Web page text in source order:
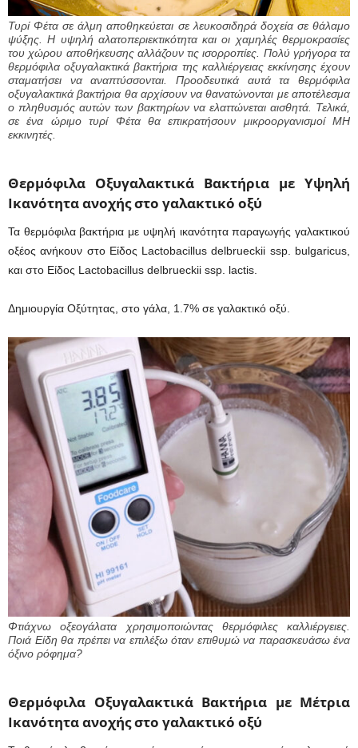
Τυρί Φέτα σε άλμη αποθηκεύεται σε λευκοσιδηρά δοχεία σε θάλαμο
ψύξης. Η υψηλή αλατοπεριεκτικότητα και οι χαμηλές θερμοκρασίες
του χώρου αποθήκευσης αλλάζουν τις ισορροπίες. Πολύ γρήγορα τα
θερμόφιλα οξυγαλακτικά βακτήρια της καλλιέργειας εκκίνησης έχουν
σταματήσει να αναπτύσσονται. Προοδευτικά αυτά τα θερμόφιλα
οξυγαλακτικά βακτήρια θα αρχίσουν να θανατώνονται με αποτέλεσμα
ο πληθυσμός αυτών των βακτηρίων να ελαττώνεται αισθητά. Τελικά,
σε ένα ώριμο τυρί Φέτα θα επικρατήσουν μικροοργανισμοί ΜΗ
εκκινητές.
Θερμόφιλα Οξυγαλακτικά Βακτήρια με Υψηλή
Ικανότηταανοχής στο γαλακτικό οξύ
Τα θερμόφιλα βακτήρια με υψηλή ικανότητα παραγωγής γαλακτικού
οξέος ανήκουν στο Είδος Lactobacillus delbrueckii ssp. bulgaricus,
και στο Είδος Lactobacillus delbrueckii ssp. lactis.
Δημιουργία Οξύτητας, στο γάλα, 1.7% σε γαλακτικό οξύ.
Φτιάχνω οξεογάλατα χρησιμοποιώντας θερμόφιλες καλλιέργειες.
Ποιά Είδη θα πρέπει να επιλέξω όταν επιθυμώ να παρασκευάσω ένα
όξινο ρόφημα?
Θερμόφιλα Οξυγαλακτικά Βακτήρια με Μέτρια
Ικανότηταανοχής στο γαλακτικό οξύ